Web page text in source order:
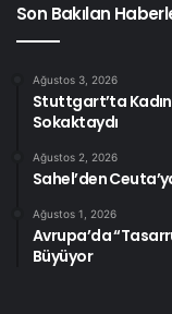
Son Bakılan
Ağustos 3, 2026
Stuttgart’ta
Sokaktaydı
Ağustos 2, 2026
Sahel’den
Ağustos 1, 2026
Avrupa’da
Büyüyor